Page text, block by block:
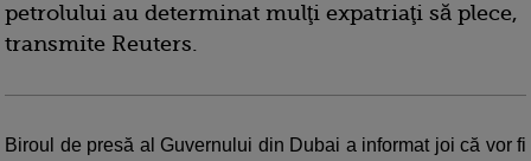
petrolului au determinat mulţi expatriaţi să plece,
transmite Reuters.
Biroul de presă al Guvernului din Dubai a informat joi că vor fi